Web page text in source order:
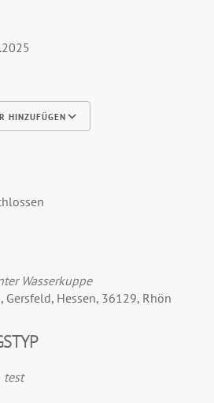
HINZUFÜGEN
Wasserkuppe
Gersfeld, Hessen, 36129, Rhön
test